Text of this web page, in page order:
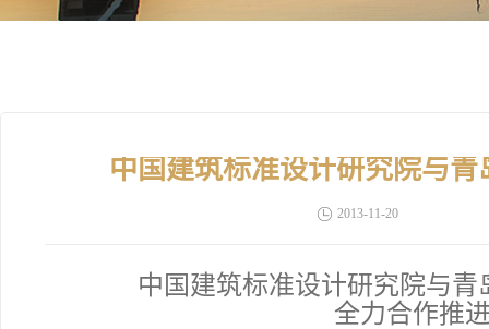
中国建筑标准设计研究院与
2013-11-20
中国建筑标准设计研究院与
全力合作推